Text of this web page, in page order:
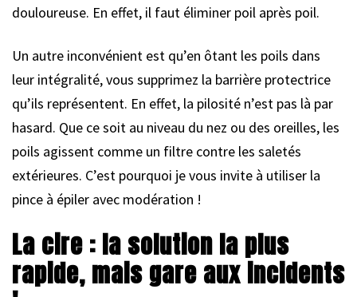
douloureuse. En effet, il faut éliminer poil après poil.
Un autre inconvénient est qu’en ôtant les poils dans
leur intégralité, vous supprimez la barrière protectrice
qu’ils représentent. En effet, la pilosité n’est pas là par
hasard. Que ce soit au niveau du nez ou des oreilles, les
poils agissent comme un filtre contre les saletés
extérieures. C’est pourquoi je vous invite à utiliser la
pince à épiler avec modération !
La cire : la solution la plus
rapide, mais gare aux incidents